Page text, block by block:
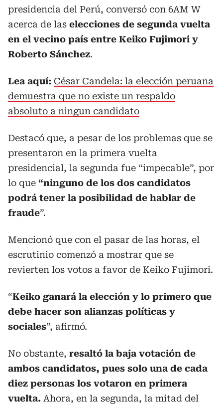
presidencia del Perú, conversó con 6AM W
acerca de las elecciones de segunda vuelta
en el vecino país entre Keiko Fujimori y
Roberto Sánchez.
Lea aquí: César Candela: la elección peruana
demuestra que no existe un respaldo
absoluto a ningun candidato
Destacó que, a pesar de los problemas que se
presentaron en la primera vuelta
presidencial, la segunda fue “impecable”, por
lo que “ninguno de los dos candidatos
podrá tener la posibilidad de hablar de
fraude”.
Mencionó que con el pasar de las horas, el
escrutinio comenzó a mostrar que se
revierten los votos a favor de Keiko Fujimori.
“Keiko ganará la elección y lo primero que
debe hacer son alianzas políticas y
sociales”, afirmó.
No obstante, resaltó la baja votación de
ambos candidatos, pues solo una de cada
diez personas los votaron en primera
vuelta. Ahora, en la segunda, la mitad del